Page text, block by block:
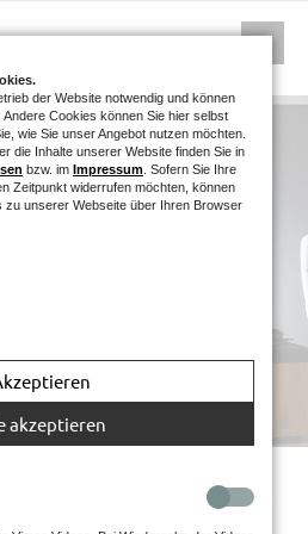
der Website notwendig und können
Cookies können Sie hier selbst
wie Sie unser Angebot nutzen möchten.
die Inhalte unserer Website finden Sie in
bzw. im Impressum . Sofern Sie Ihre
Zeitpunkt widerrufen möchten, können
zu unserer Webseite über Ihren Browser
akzeptieren